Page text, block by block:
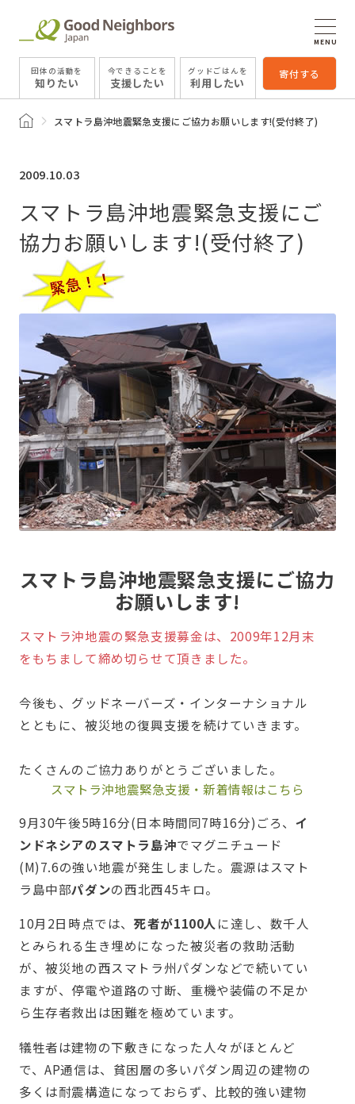
団体の活動を
知りたい
今できることを
支援したい
グッドごはんを
利用したい
寄付する
MENU
トップページスマトラ島沖地震緊急支援にご協力お願いします!(受付終了)
2009.10.03
スマトラ島沖地震緊急支援にご
協力お願いします!(受付終了)
スマトラ島沖地震緊急支援にご協力
お願いします!
スマトラ沖地震の緊急支援募金は、2009年12月末
をもちまして締め切らせて頂きました。
今後も、グッドネーバーズ・インターナショナル
とともに、被災地の復興支援を続けていきます。
たくさんのご協力ありがとうございました。
スマトラ沖地震緊急支援・新着情報はこちら
9月30午後5時16分(日本時間同7時16分)ごろ、イ
ンドネシアのスマトラ島沖でマグニチュード
(M)7.6の強い地震が発生しました。震源はスマト
ラ島中部パダンの西北西45キロ。
10月2日時点では、死者が1100人に達し、数千人
とみられる生き埋めになった被災者の救助活動
が、被災地の西スマトラ州パダンなどで続いてい
ますが、停電や道路の寸断、重機や装備の不足か
ら生存者救出は困難を極めています。
犠牲者は建物の下敷きになった人々がほとんど
で、AP通信は、貧困層の多いパダン周辺の建物の
多くは耐震構造になっておらず、比較的強い建物